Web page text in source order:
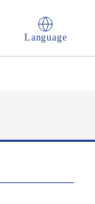
Language